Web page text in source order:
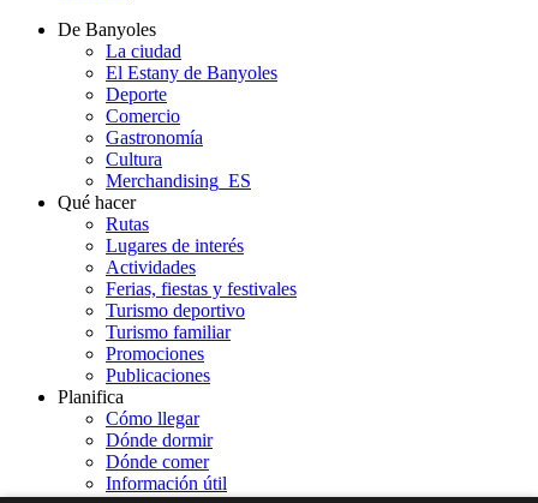
De Banyoles
La ciudad
El Estany de Banyoles
Deporte
Comercio
Gastronomía
Cultura
Merchandising_ES
Qué hacer
Rutas
Lugares de interés
Actividades
Ferias, fiestas y festivales
Turismo deportivo
Turismo familiar
Promociones
Publicaciones
Planifica
Cómo llegar
Dónde dormir
Dónde comer
Información útil